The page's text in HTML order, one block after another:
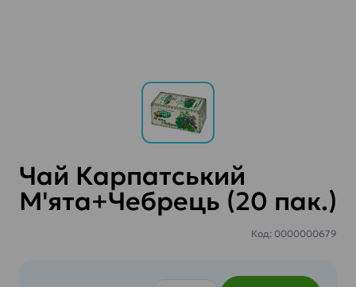
Чай Карпатський
М'ята+Чебрець (20 пак.)
Код: 0000000679